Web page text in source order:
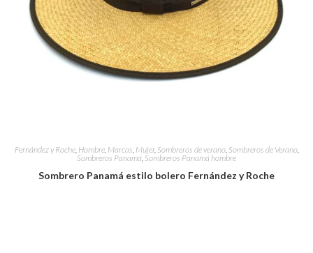
Fernández y Roche, Hombre, Marcas Mujer, Sombreros de verano, Sombreros de Verano,
Sombreros Panamá Sombreros Panamá hombre
Sombrero Panamá estilo bolero Fernández y Roche